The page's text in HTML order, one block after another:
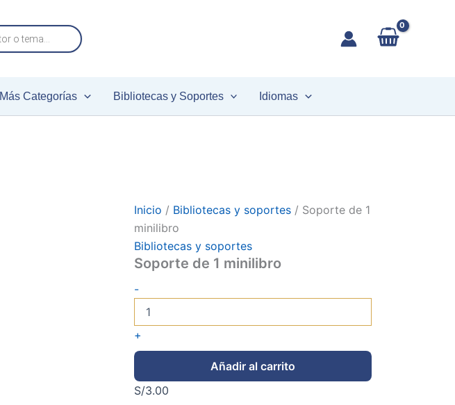
Más Categorías Bibliotecas y Soportes Idiomas
Inicio / Bibliotecas y soportes/ Soporte de 1
minilibro
Bibliotecas y soportes
Soporte de 1 minilibro
-
+
Añadir al carrito
S/3.00